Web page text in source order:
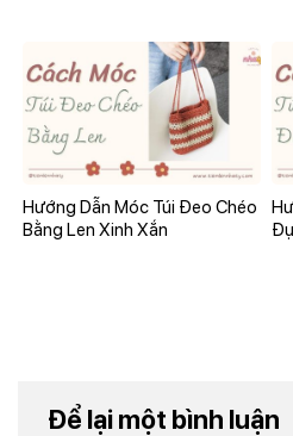
Hướng Dẫn Móc Túi Đeo Chéo
Bằng Len Xinh Xắn
Để lại một bình luận